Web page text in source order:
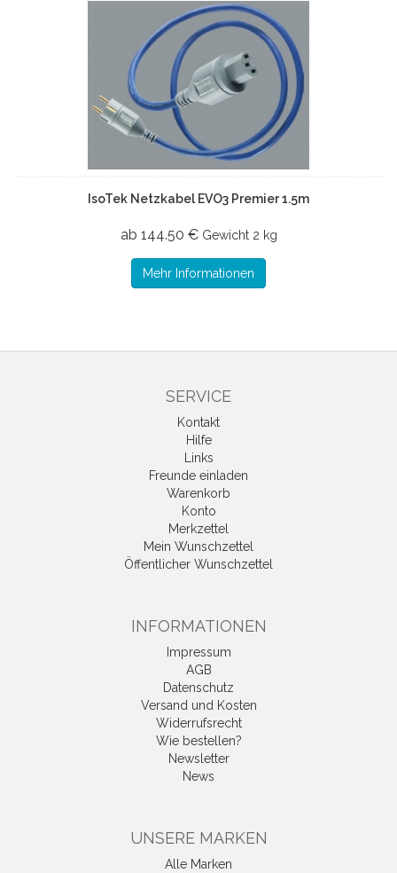
IsoTek Netzkabel EVO3 Premier 1.5m
ab 144.50 € Gewicht 2 kg
Mehr Informationen
SERVICE
Kontakt
Hilfe
Links
Freunde einladen
Warenkorb
Konto
Merkzettel
Mein Wunschzettel
Öffentlicher Wunschzettel
INFORMATIONEN
Impressum
AGB
Datenschutz
Versand und Kosten
Widerrufsrecht
Wie bestellen?
Newsletter
News
UNSERE MARKEN
Alle Marken